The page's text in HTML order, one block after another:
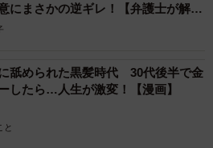
にまさかの逆ギレ！【弁護士が解
舐められた黒髪時代 30代後半で金
したら…人生が激変！【漫画】
と